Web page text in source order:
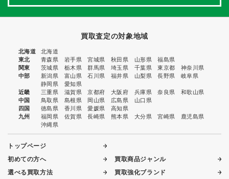
買取査定の対象地域
北海道
北海道
東北
青森県 岩手県 宮城県 秋田県 山形県
福島県
関東
茨城県 栃木県 群馬県 埼玉県 千葉県 東京都
神奈川県
中部
新潟県 富山県 石川県 福井県 山梨県 長野県
岐阜県
静岡県
愛知県
近畿
三重県 滋賀県 京都府 大阪府 兵庫県 奈良県
和歌山県
中国
鳥取県 島根県 岡山県 広島県
山口県
四国
徳島県 香川県 愛媛県
高知県
九州
福岡県 佐賀県 長崎県 熊本県 大分県 宮崎県
鹿児島県
沖縄県
トップページ
初めての方へ
選べる買取方法
買取商品ジャンル
買取強化ブランド